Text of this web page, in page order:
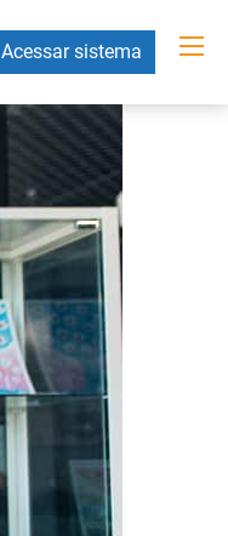
Acessar sistema